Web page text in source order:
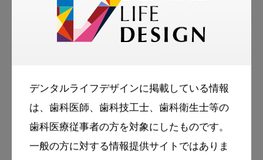
デンタルライフデザインに掲載している情報
は、歯科医師、歯科技工士、歯科衛生士等の
歯科医療従事者の方を対象にしたものです。
一般の方に対する情報提供サイトではありま
https://okazaki8020.sakura.ne.jp/
okazaki/